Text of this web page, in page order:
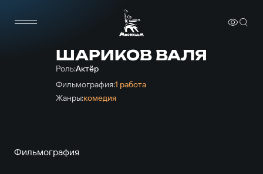
ШАРИКОВ ВАЛЯ
Роль:Актёр
Фильмография:1 работа
Жанры:комедия
Фильмография